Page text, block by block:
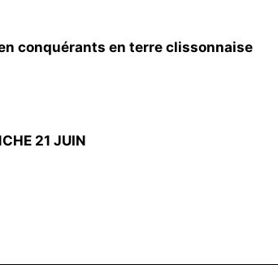
en conquérants en terre clissonnaise
21 JUIN